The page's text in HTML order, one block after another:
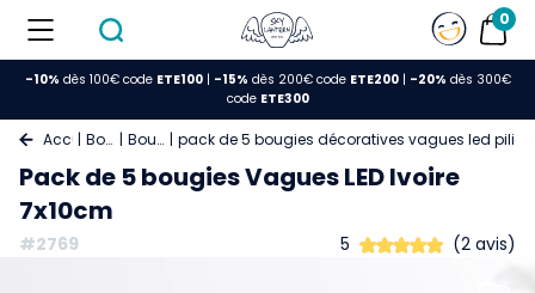
0
-10% dès 100€ code ETE100| -15% dès 200€ code ETE200| -20% dès 300€
code ETE300
Accueil Bougies Bougie LED pack de 5 bougies décoratives vagues led pilier
Pack de 5 bougies Vagues LED Ivoire
7x10cm
#2769 5 (2 avis)